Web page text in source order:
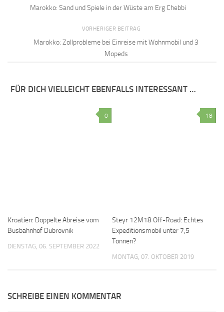
Marokko: Sand und Spiele in der Wüste am Erg Chebbi
VORHERIGER BEITRAG
Marokko: Zollprobleme bei Einreise mit Wohnmobil und 3
Mopeds
FÜR DICH VIELLEICHT EBENFALLS INTERESSANT …
0
Kroatien: Doppelte Abreise vom
Busbahnhof Dubrovnik
DIENSTAG, 06. SEPTEMBER 2022
18
Steyr 12M18 Off-Road: Echtes
Expeditionsmobil unter 7,5
Tonnen?
MONTAG, 07. OKTOBER 2019
SCHREIBE EINEN KOMMENTAR